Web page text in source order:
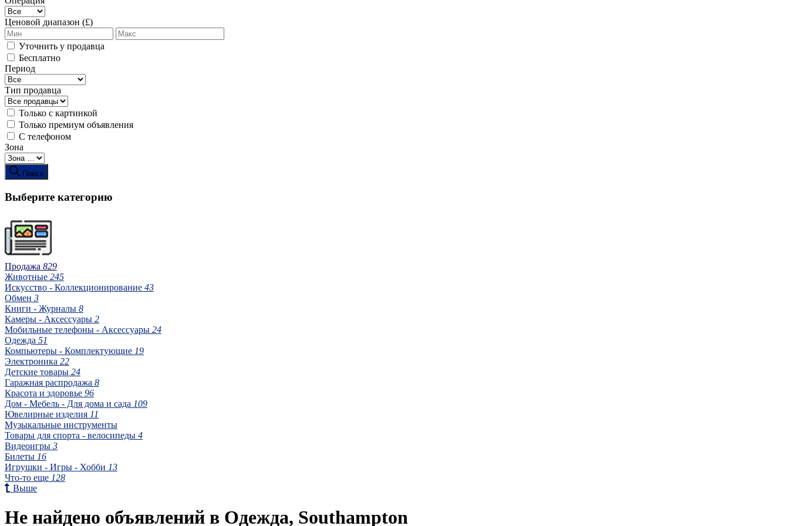
Ценовой диапазон (£)
Уточнить у продавца
Бесплатно
Период
Тип продавца
Только с картинкой
Только премиум объявления
С телефоном
Зона
Поиск
Выберите категорию
Продажа 829
Животные 245
Искусство - Коллекционирование 43
Обмен 3
Книги - Журналы 8
Камеры - Аксессуары 2
Мобильные телефоны - Аксессуары 24
Одежда 51
Компьютеры - Комплектующие 19
Электроника 22
Детские товары 24
Гаражная распродажа 8
Красота и здоровье 96
Дом - Мебель - Для дома и сада 109
Ювелирные изделия 11
Музыкальные инструменты
Товары для спорта - велосипеды 4
Видеоигры 3
Билеты 16
Игрушки - Игры - Хобби 13
Что-то еще 128
Выше
Не найдено объявлений в Одежда, Southampton